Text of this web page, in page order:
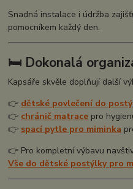
Snadná instalace i údržba
pomocníkem každý den.
🛏️ Dokonalá
Kapsáře skvěle doplňují další
👉 dětské povlečení do
👉 chránič matrace pro
👉 spací pytle pro miminka
👉 Pro kompletní výbavu
Vše do dětské postýlky pro